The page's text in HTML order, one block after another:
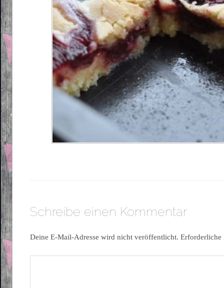
Schreibe einen Kommentar
Deine E-Mail-Adresse wird nicht veröffentlicht.